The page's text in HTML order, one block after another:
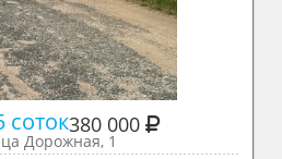
соток380 000
Дорожная, 1